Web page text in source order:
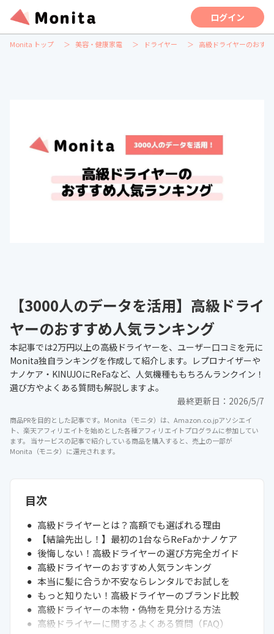
ログイン
Monita トップ 美容・健康家電 ドライヤー 高級ドライヤーのおす
【3000人のデータを活用】高級ドライ
ヤーのおすすめ人気ランキング
本記事では2万円以上の高級ドライヤーを、ユーザー口コミを元に
Monita独自ランキングを作成して紹介します。レプロナイザーや
ナノケア・KINUJOにReFaなど、人気機種ももちろんランクイン！
選び方やよくある質問も解説しますよ。
最終更新日： 2026/5/7
商品PRを目的とした記事です。Monita（モニタ）は、Amazon.co.jpアソシエイ
ト、楽天アフィリエイトを始めとした各種アフィリエイトプログラムに参加してい
ます。 当サービスの記事で紹介している商品を購入すると、売上の一部が
Monita（モニタ）に還元されます。
目次
高級ドライヤーとは？高額でも選ばれる理由
【結論先出し！】最初の1台ならReFaかナノケア
後悔しない！高級ドライヤーの選び方完全ガイド
高級ドライヤーのおすすめ人気ランキング
本当に髪に合うか不安ならレンタルでお試しを
もっと知りたい！高級ドライヤーのブランド比較
高級ドライヤーの本物・偽物を見分ける方法
高級ドライヤーに関するよくある質問（FAQ）